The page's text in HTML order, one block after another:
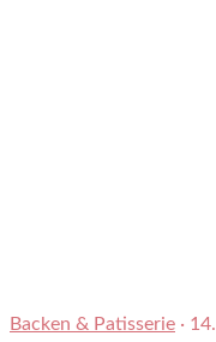
Backen & Patisserie ·